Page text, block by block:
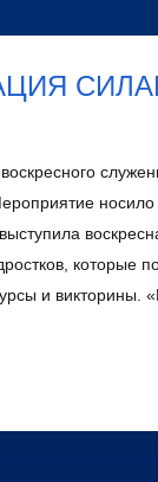
носило
которые
и викторины.